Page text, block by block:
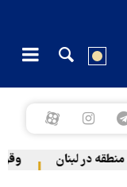
در لبنان وقوع